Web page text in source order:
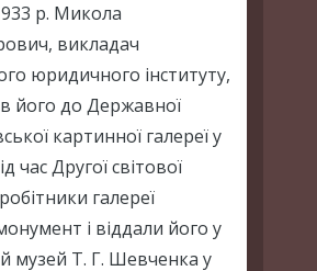
р. Микола
викладач
юридичного інституту,
його до Державної
картинної галереї у
час Другої світової
галереї
і віддали його у
музей Т. Г. Шевченка у